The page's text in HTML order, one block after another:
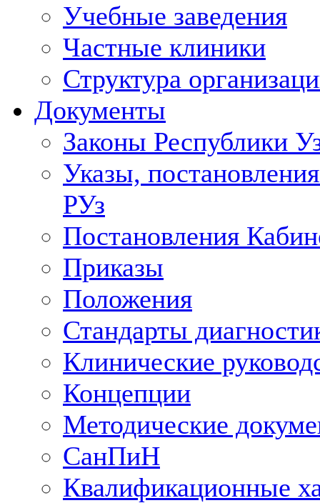
Учебные заведения
Частные клиники
Структура
Документы
Законы Республики
Указы,
РУз
Постановления
Приказы
Положения
Стандарты
Клинические
Концепции
Методические
СанПиН
Квалификационные